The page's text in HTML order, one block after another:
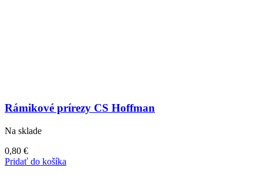
Rámikové prírezy CS Hoffman
Na sklade
0,80 €
Pridať do košíka